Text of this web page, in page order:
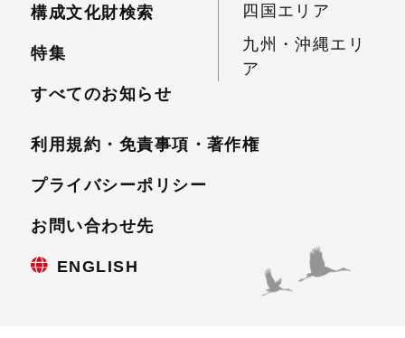
構成文化財検索
特集
すべてのお知らせ
四国エリア
九州・沖縄エリ
ア
利用規約・免責事項・著作権
プライバシーポリシー
お問い合わせ先
ENGLISH